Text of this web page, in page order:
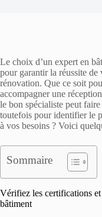
Le choix d’un expert en
pour garantir la réussite
rénovation. Que ce soit
accompagner une
le bon spécialiste peut
toutefois pour identifier le
à vos besoins ? Voici
Sommaire
Vérifiez les certifications
bâtiment